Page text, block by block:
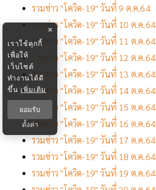
รวมข่าว "โควิด-19" วันที่ 9 ต.ค.64
รวมข่าว "โควิด-19" วันที่ 10 ต.ค.64
รวมข่าว "โควิด-19" วันที่ 11 ต.ค.64
รวมข่าว "โควิด-19" วันที่ 12 ต.ค.64
รวมข่าว "โควิด-19" วันที่ 13 ต.ค.64
รวมข่าว "โควิด-19" วันที่ 14 ต.ค.64
รวมข่าว "โควิด-19" วันที่ 15 ต.ค.64
รวมข่าว "โควิด-19" วันที่ 16 ต.ค.64
รวมข่าว "โควิด-19" วันที่ 17 ต.ค.64
รวมข่าว "โควิด-19" วันที่ 18 ต.ค.64
รวมข่าว "โควิด-19" วันที่ 19 ต.ค.64
×
เราใช้คุกกี้
เพื่อให้
เว็บไซต์
ทำงานได้ดี
ขึ้น เพิ่มเติม
ยอมรับ
ตั้งค่า